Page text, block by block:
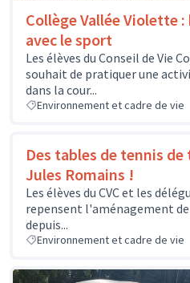
Collège Vallée Violette
avec le sport
Les élèves du Conseil de Vie
souhait de pratiquer une
dans la cour...
Environnement et cadre de vie
Des tables de tennis
Jules Romains !
Les élèves du CVC et les
repensent l'aménagement
depuis...
Environnement et cadre de vie